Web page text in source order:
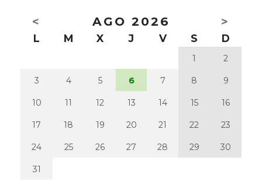
< AGO 2026 >
L M X J V S D
1 2
3 4 5 6 7 8 9
10 11 12 13 14 15 16
17 18 19 20 21 22 23
24 25 26 27 28 29 30
31